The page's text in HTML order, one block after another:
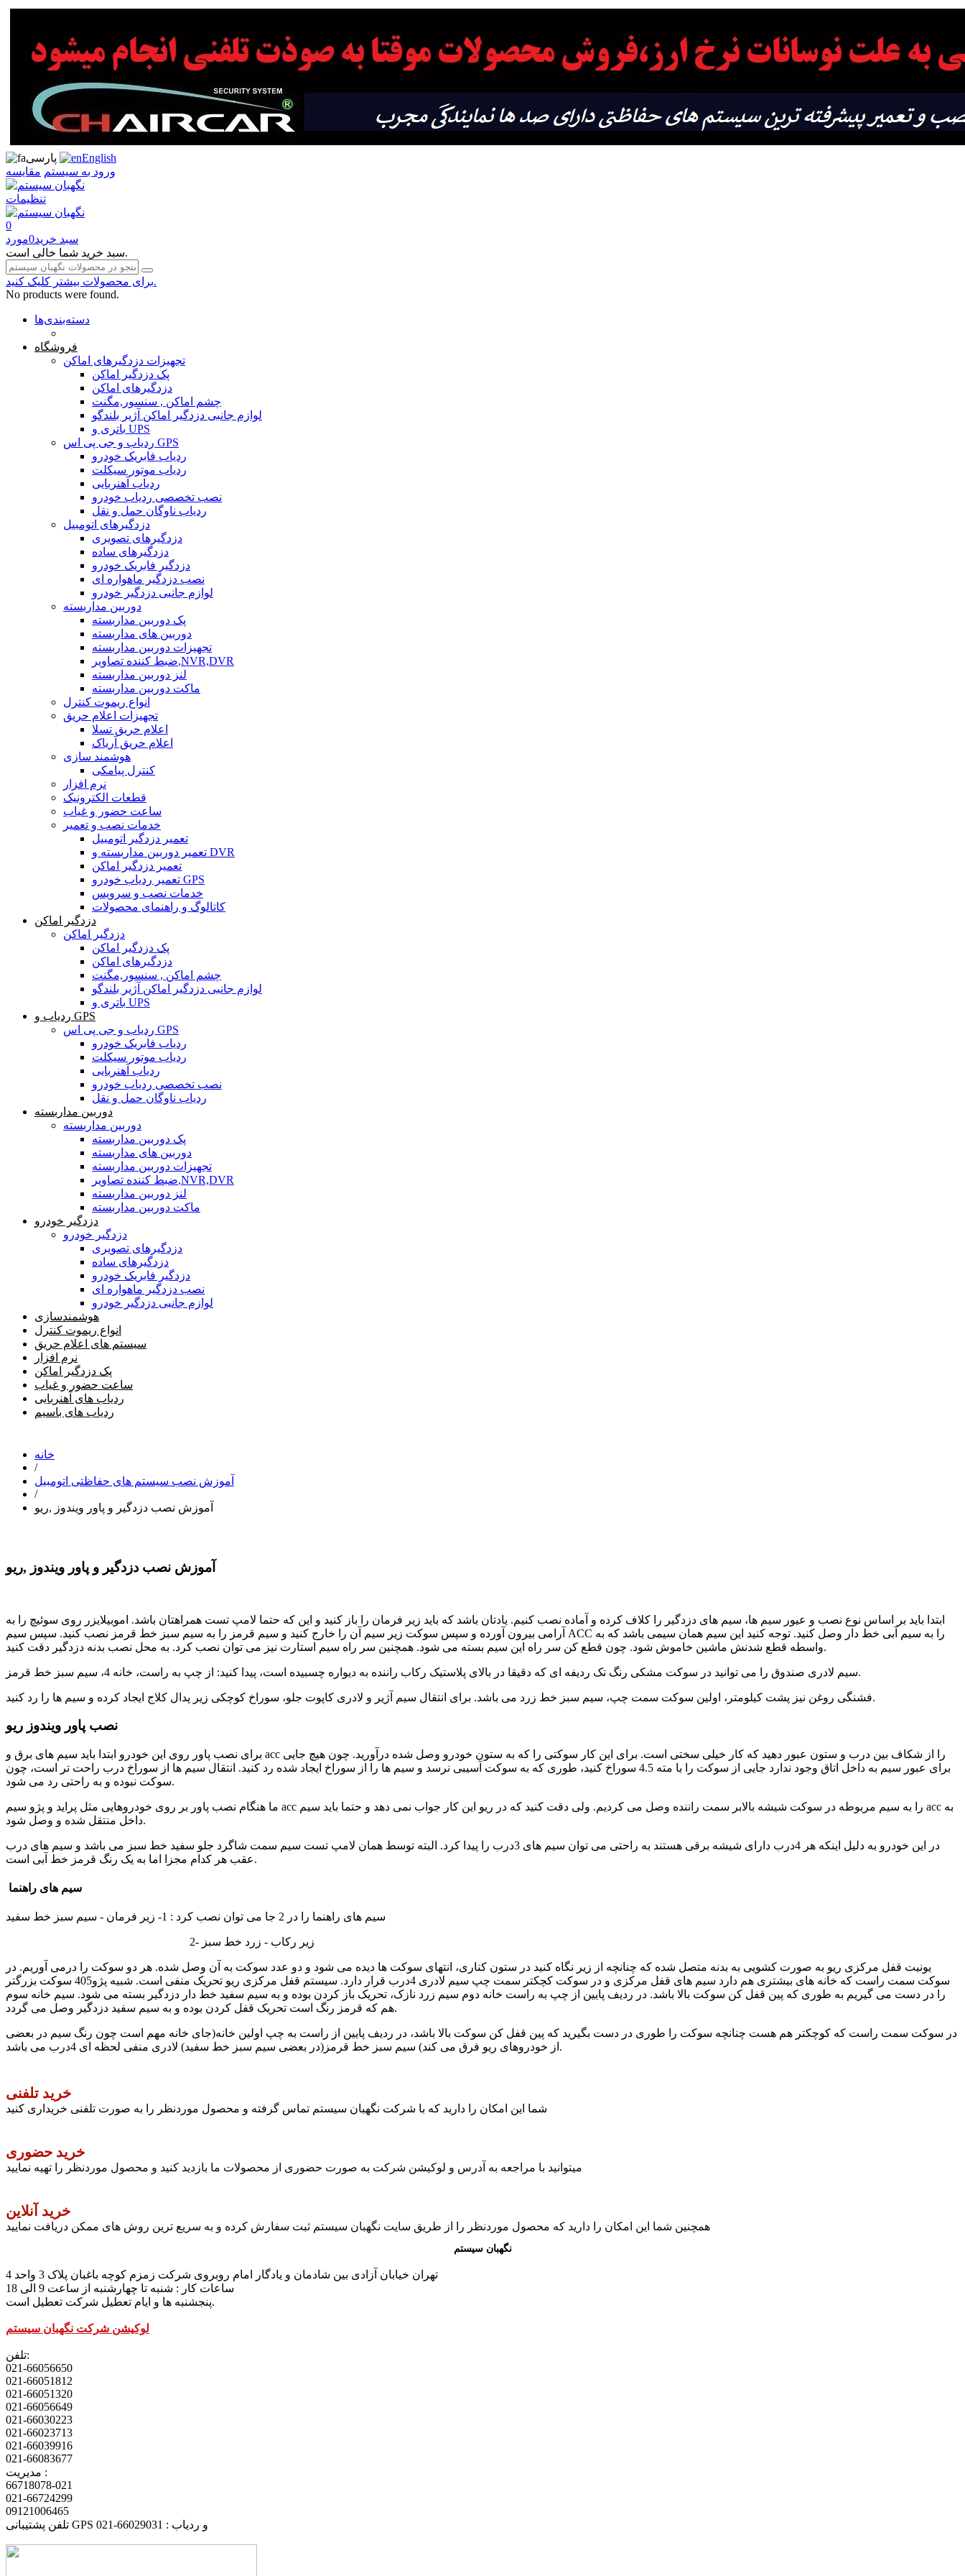
پارسی
English
ورود به سیستم مقایسه
تنظیمات
0
سبد خرید0مورد
سبد خرید شما خالی است.
برای محصولات بیشتر کلیک کنید.
No products were found.
دسته‌بندی‌ها
فروشگاه
تجهیزات دزدگیرهای اماکن
پک دزدگیر اماکن
دزدگیرهای اماکن
چشم اماکن , سنسور,مگنت
لوازم جانبی دزدگیر اماکن آژیر بلندگو
باتری و UPS
ردیاب و جی پی اس GPS
ردیاب فابریک خودرو
ردیاب موتور سیکلت
ردیاب آهنربایی
نصب تخصصی ردیاب خودرو
ردیاب ناوگان حمل و نقل
دزدگیرهای اتومبیل
دزدگیرهای تصویری
دزدگیرهای ساده
دزدگیر فابریک خودرو
نصب دزدگیر ماهواره ای
لوازم جانبی دزدگیر خودرو
دوربین مداربسته
پک دوربین مداربسته
دوربین های مداربسته
تجهیزات دوربین مداربسته
ضبط کننده تصاویر,NVR,DVR
لنز دوربین مداربسته
ماکت دوربین مداربسته
انواع ریموت کنترل
تجهیزات اعلام حریق
اعلام حریق تسلا
اعلام حریق آریاک
هوشمند سازی
کنترل پیامکی
نرم افزار
قطعات الکترونیک
ساعت حضور و غیاب
خدمات نصب و تعمیر
تعمیر دزدگیر اتومبیل
تعمیر دوربین مداربسته و DVR
تعمیر دزدگیر اماکن
تعمیر ردیاب خودرو GPS
خدمات نصب و سرویس
کاتالوگ و راهنمای محصولات
دزدگیر اماکن
دزدگیر اماکن
پک دزدگیر اماکن
دزدگیرهای اماکن
چشم اماکن , سنسور,مگنت
لوازم جانبی دزدگیر اماکن آژیر بلندگو
باتری و UPS
ردیاب و GPS
ردیاب و جی پی اس GPS
ردیاب فابریک خودرو
ردیاب موتور سیکلت
ردیاب آهنربایی
نصب تخصصی ردیاب خودرو
ردیاب ناوگان حمل و نقل
دوربین مداربسته
دوربین مداربسته
پک دوربین مداربسته
دوربین های مداربسته
تجهیزات دوربین مداربسته
ضبط کننده تصاویر,NVR,DVR
لنز دوربین مداربسته
ماکت دوربین مداربسته
دزدگیر خودرو
دزدگیر خودرو
دزدگیرهای تصویری
دزدگیرهای ساده
دزدگیر فابریک خودرو
نصب دزدگیر ماهواره ای
لوازم جانبی دزدگیر خودرو
هوشمندسازی
انواع ریموت کنترل
سیستم های اعلام حریق
نرم افزار
پک دزدگیر اماکن
ساعت حضور و غیاب
ردیاب های آهنربایی
ردیاب های باسیم
خانه
/
آموزش نصب سیستم های حفاظتی اتومبیل
/
آموزش نصب دزدگیر و پاور ویندوز ,ریو
آموزش نصب دزدگیر و پاور ویندوز ,ریو
ابتدا باید بر اساس نوع نصب و عیور سیم ها، سیم های دزدگیر را کلاف کرده و آماده نصب کنیم. یادتان باشد که باید زیر فرمان را باز کنید و این که حتما لامپ تست همراهتان باشد. اموبیلایزر روی سوئیچ را به
آرامی بیرون آورده و سپس سوکت زیر سیم آن را خارج کنید و سیم قرمز را به سیم سبز خط قرمز نصب کنید. سپس سیم ACC را به سیم آبی خط دار وصل کنید. توجه کنید این سیم همان سیمی باشد که به
واسطه قطع شدنش ماشین خاموش شود. چون قطع کن سر راه این سیم بسته می شود. همچنین سر راه سیم استارت نیز می توان نصب کرد. به محل نصب بدنه دزدگیر دقت کنید.
سیم لادری صندوق را می توانید در سوکت مشکی رنگ تک ردیفه ای که دقیقا در بالای پلاستیک رکاب راننده به دیواره چسبیده است، پیدا کنید: از چپ به راست، خانه 4، سیم سبز خط قرمز.
فشنگی روغن نیز پشت کیلومتر، اولین سوکت سمت چپ، سیم سبز خط زرد می باشد. برای انتقال سیم آژیر و لادری کاپوت جلو، سوراخ کوچکی زیر پدال کلاج ایجاد کرده و سیم ها را رد کنید.
نصب پاور ویندوز ریو
برای نصب پاور روی این خودرو ابتدا باید سیم های برق و acc را از شکاف بین درب و ستون عبور دهید که کار خیلی سختی است. برای این کار سوکتی را که به ستون خودرو وصل شده درآورید. چون هیچ جایی
برای عبور سیم به داخل اتاق وجود ندارد جایی از سوکت را با مته 4.5 سوراخ کنید، طوری که به سوکت آسیبی نرسد و سیم ها را از سوراخ ایجاد شده رد کنید. انتقال سیم ها از سوراخ درب راحت تر است، چون
سوکت نبوده و به راحتی رد می شود.
ما هنگام نصب پاور بر روی خودروهایی مثل پراید و پژو سیم acc را به سیم مربوطه در سوکت شیشه بالابر سمت راننده وصل می کردیم. ولی دقت کنید که در ریو این کار جواب نمی دهد و حتما باید سیم acc به
داخل منتقل شده و وصل شود.
در این خودرو به دلیل اینکه هر 4درب دارای شیشه برقی هستند به راحتی می توان سیم های 3درب را پیدا کرد. البته توسط همان لامپ تست سیم سمت شاگرد جلو سفید خط سبز می باشد و سیم های درب
عقب هر کدام مجزا اما به یک رنگ قرمز خط آبی است.
سیم های راهنما
سیم های راهنما را در 2 جا می توان نصب کرد : 1- زیر فرمان - سیم سبز خط سفید
2- زیر رکاب - زرد خط سبز
یونیت قفل مرکزی ریو به صورت کشویی به بدنه متصل شده که چنانچه از زیر نگاه کنید در ستون کناری، انتهای سوکت ها دیده می شود و دو عدد سوکت به آن وصل شده. هر دو سوکت را درمی آوریم. در
سوکت سمت راست که خانه های بیشتری هم دارد سیم های قفل مرکزی و در سوکت کچکتر سمت چپ سیم لادری 4درب قرار دارد. سیستم قفل مرکزی ریو تحریک منفی است. شبیه پژو405 سوکت بزرگتر
را در دست می گیریم به طوری که پین قفل کن سوکت بالا باشد. در ردیف پایین از چپ به راست خانه دوم سیم زرد نازک، تحریک باز کردن بوده و به سیم سفید خط دار دزدگیر بسته می شود. سیم خانه سوم
هم که قرمز رنگ است تحریک قفل کردن بوده و به سیم سفید دزدگیر وصل می گردد.
در سوکت سمت راست که کوچکتر هم هست چنانچه سوکت را طوری در دست بگیرید که پین قفل کن سوکت بالا باشد، در ردیف پایین از راست به چپ اولین خانه(جای خانه مهم است چون رنگ سیم در بعضی
از خودروهای ریو فرق می کند) سیم سبز خط قرمز(در بعضی سیم سبز خط سفید) لادری منفی لحظه ای 4درب می باشد.
خرید تلفنی
شما این امکان را دارید که با شرکت نگهبان سیستم تماس گرفته و محصول موردنظر را به صورت تلفنی خریداری کنید
خرید حضوری
میتوانید با مراجعه به آدرس و لوکیشن شرکت به صورت حضوری از محصولات ما بازدید کنید و محصول موردنظر را تهیه نمایید
خرید آنلاین
همچنین شما این امکان را دارید که محصول موردنظر را از طریق سایت نگهبان سیستم ثبت سفارش کرده و به سریع ترین روش های ممکن دریافت نمایید
نگهبان سیستم
تهران خیابان آزادی بین شادمان و یادگار امام روبروی شرکت زمزم کوچه باغبان پلاک 3 واحد 4
پنجشنبه ها و ایام تعطیل شرکت تعطیل است.
لوکیشن شرکت نگهبان سیستم
تلفن:
021-66056650
021-66051812
021-66051320
021-66056649
021-66030223
021-66023713
021-66039916
021-66083677
مدیریت :
66718078-021
021-66724299
09121006465
تلفن پشتیبانی GPS و ردیاب : 66029031-021